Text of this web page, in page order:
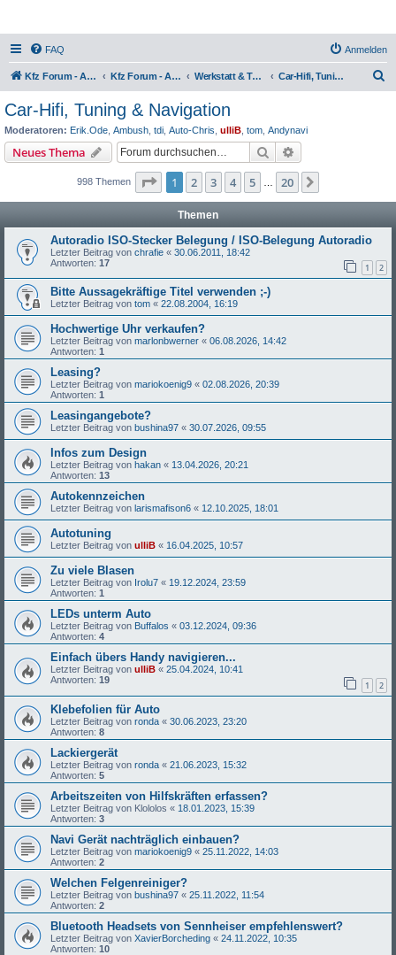
FAQ Anmelden
Kfz Forum - Auto, Motorrad und LKW Kfz Forum - Auto, Motorrad und LKW Werkstatt & Technik Car-Hifi, Tuning & Navigation
Car-Hifi, Tuning & Navigation
Moderatoren: Erik.Ode Ambush tdi Auto-Chris ulliB tom Andynavi
Neues Thema Suche
998 Themen Seite 1von 20
1 2 3 4 5 20
Themen
Autoradio ISO-Stecker Belegung / ISO-Belegung Autoradio
Letzter Beitrag von chrafie « 30.06.2011, 18:42
Antworten: 17 1 2
Bitte Aussagekräftige Titel verwenden ;-)
Letzter Beitrag von tom « 22.08.2004, 16:19
Hochwertige Uhr verkaufen?
Letzter Beitrag von marlonbwerner « 06.08.2026, 14:42
Antworten: 1
Leasing?
Letzter Beitrag von mariokoenig9 « 02.08.2026, 20:39
Antworten: 1
Leasingangebote?
Letzter Beitrag von bushina97 « 30.07.2026, 09:55
Infos zum Design
Letzter Beitrag von hakan « 13.04.2026, 20:21
Antworten: 13
Autokennzeichen
Letzter Beitrag von larismafison6 « 12.10.2025, 18:01
Autotuning
Letzter Beitrag von ulliB « 16.04.2025, 10:57
Zu viele Blasen
Letzter Beitrag von Irolu7 « 19.12.2024, 23:59
Antworten: 1
LEDs unterm Auto
Letzter Beitrag von Buffalos « 03.12.2024, 09:36
Antworten: 4
Einfach übers Handy navigieren...
Letzter Beitrag von ulliB « 25.04.2024, 10:41
Antworten: 19 1 2
Klebefolien für Auto
Letzter Beitrag von ronda « 30.06.2023, 23:20
Antworten: 8
Lackiergerät
Letzter Beitrag von ronda « 21.06.2023, 15:32
Antworten: 5
Arbeitszeiten von Hilfskräften erfassen?
Letzter Beitrag von Klololos « 18.01.2023, 15:39
Antworten: 3
Navi Gerät nachträglich einbauen?
Letzter Beitrag von mariokoenig9 « 25.11.2022, 14:03
Antworten: 2
Welchen Felgenreiniger?
Letzter Beitrag von bushina97 « 25.11.2022, 11:54
Antworten: 2
Bluetooth Headsets von Sennheiser empfehlenswert?
Letzter Beitrag von XavierBorcheding « 24.11.2022, 10:35
Antworten: 10